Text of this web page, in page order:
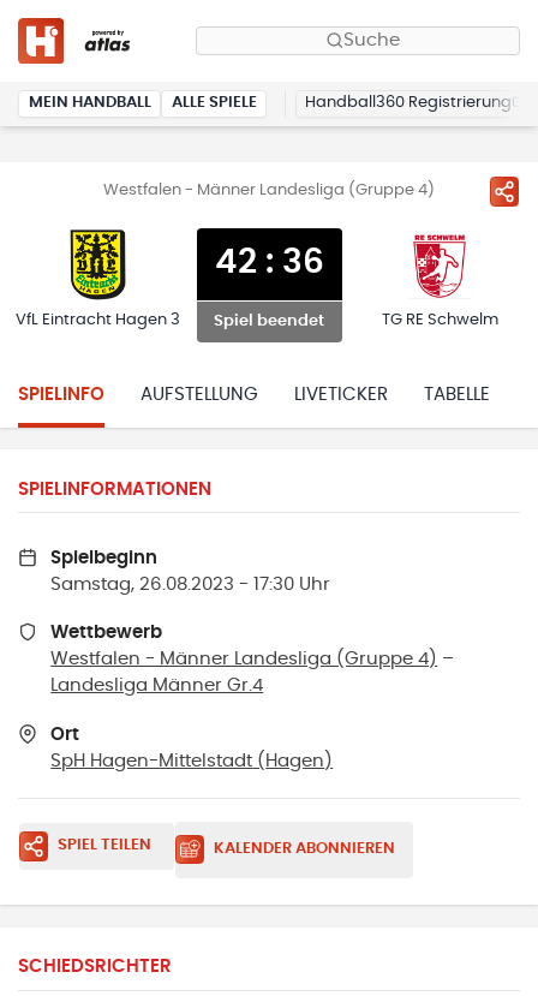
Suche
MEIN HANDBALL ALLE SPIELE Handball360 Registrierung
Westfalen - Männer Landesliga (Gruppe 4)
VfL Eintracht Hagen 3
42: 36
Spiel beendet TG RE Schwelm
SPIELINFO AUFSTELLUNG LIVETICKER TABELLE
SPIELINFORMATIONEN
Spielbeginn
Samstag, 26.08.2023 - 17:30 Uhr
Wettbewerb
Westfalen - Männer Landesliga (Gruppe 4) –
Landesliga Männer Gr.4
Ort
SpH Hagen-Mittelstadt ( Hagen )
SPIEL TEILEN KALENDER ABONNIEREN
SCHIEDSRICHTER